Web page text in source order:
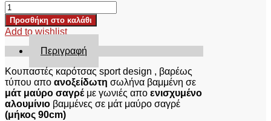
ΚΟΥΠΑΣΤΕΣ
ΚΑΡΟΤΣΑΣ
KOUP
90
BL
TOYOTA
HILUX
REVO
2016+&HILUX
2021+
ποσότητα
Προσθήκη στο καλάθι
Add to wishlist
Περιγραφή
Κουπαστές καρότσας sport design , βαρέως
τύπου απο ανοξείδωτη σωλήνα βαμμένη σε
μάτ μαύρο σαγρέμε γωνιές απο ενισχυμένο
αλουμίνιο βαμμένες σε μάτ μαύρο σαγρέ
(μήκος 90cm)